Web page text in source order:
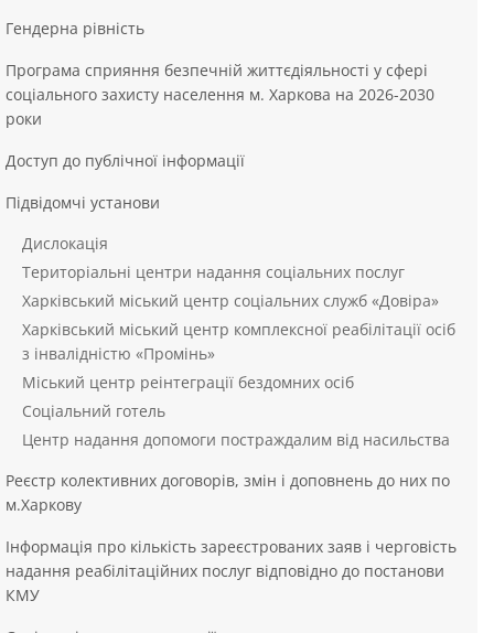
Гендерна рівність
Програма сприяння безпечній життєдіяльності у сфері
соціального захисту населення м. Харкова на 2026-2030
роки
Доступ до публічної інформації
Підвідомчі установи
Дислокація
Територіальні центри надання соціальних послуг
Харківський міський центр соціальних служб «Довіра»
Харківський міський центр комплексної реабілітації осіб
з інвалідністю «Промінь»
Міський центр реінтеграції бездомних осіб
Соціальний готель
Центр надання допомоги постраждалим від насильства
Реєстр колективних договорів, змін і доповнень до них по
м.Харкову
Інформація про кількість зареєстрованих заяв і черговість
надання реабілітаційних послуг відповідно до постанови
КМУ